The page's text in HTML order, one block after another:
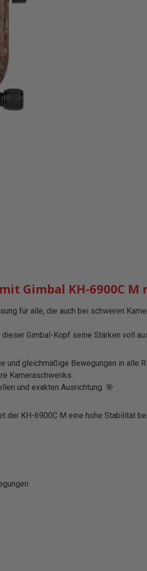
Gimbal KH-6900C M
für alle, die auch bei schweren
Gimbal-Kopf seine Stärken voll
gleichmäßige Bewegungen in alle
Kameraschwenks.
und exakten Ausrichtung. 🎯
KH-6900C M eine hohe Stabilität